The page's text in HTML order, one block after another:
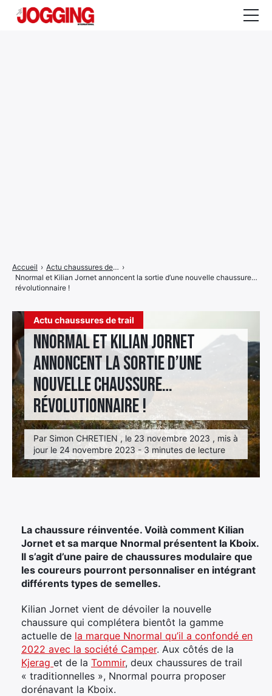
Actu chaussures de trail
Nnormal et Kilian Jornet
annoncent la sortie d’une
nouvelle chaussure…
révolutionnaire !
Par Simon CHRETIEN , le 23 novembre 2023 , mis à
jour le 24 novembre 2023 - 3 minutes de lecture
Accueil › Actu chaussures de trail ›
Nnormal et Kilian Jornet annoncent la sortie d’une nouvelle chaussure…
révolutionnaire !
La chaussure réinventée. Voilà comment Kilian
Jornet et sa marque Nnormal présentent la Kboix.
Il s’agit d’une paire de chaussures modulaire que
les coureurs pourront personnaliser en intégrant
différents types de semelles.
Kilian Jornet vient de dévoiler la nouvelle
chaussure qui complétera bientôt la gamme
actuelle de la marque Nnormal qu’il a confondé en
2022 avec la société Camper. Aux côtés de la
Kjerag et de la Tommir, deux chaussures de trail
« traditionnelles », Nnormal pourra proposer
dorénavant la Kboix.
de
menu
menumenu